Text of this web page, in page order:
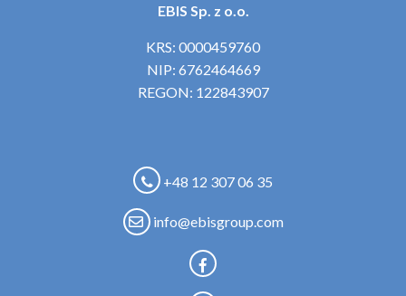
EBIS Sp. z o.o.
KRS: 0000459760
NIP: 6762464669
REGON: 122843907
+48 12 307 06 35
info@ebisgroup.com